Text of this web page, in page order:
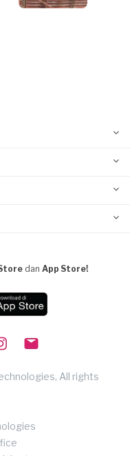
dan App Store!
All rights